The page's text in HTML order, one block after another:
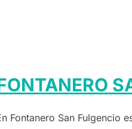
Fontanero San Fulgencio